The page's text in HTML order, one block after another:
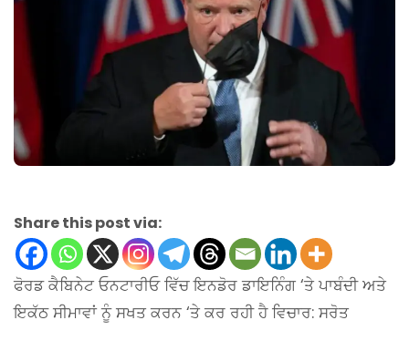
Share this post via:
ਫੋਰਡ ਕੈਬਿਨੇਟ ਓਨਟਾਰੀਓ ਵਿੱਚ ਇਨਡੋਰ ਡਾਇਨਿੰਗ ‘ਤੇ ਪਾਬੰਦੀ ਅਤੇ
ਇਕੱਠ ਸੀਮਾਵਾਂ ਨੂੰ ਸਖਤ ਕਰਨ ‘ਤੇ ਕਰ ਰਹੀ ਹੈ ਵਿਚਾਰ: ਸਰੋਤ